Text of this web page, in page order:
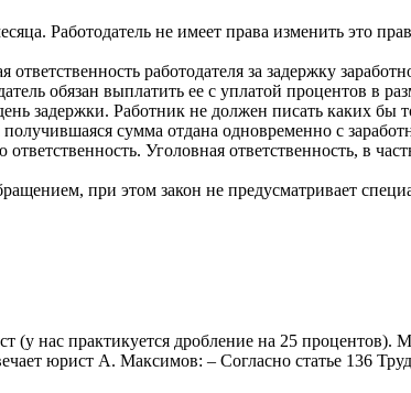
Работодатель не имеет права изменить это
работодателя за задержку
обязан выплатить ее с уплатой процентов в
задержки. Работник не должен писать каких бы
сумма отдана одновременно с
Уголовная ответственность, в
при этом закон не предусматривает
нас практикуется дробление на 25 процентов).
юрист А. Максимов: – Согласно статье 136